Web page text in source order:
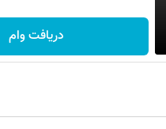
دریافت وام